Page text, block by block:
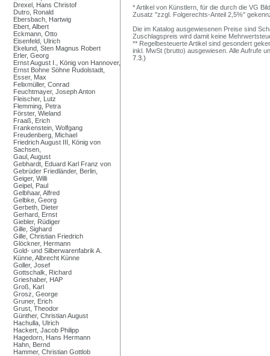
Drexel, Hans Christof
Dutro, Ronald
Ebersbach, Hartwig
Ebert, Albert
Eckmann, Otto
Eisenfeld, Ulrich
Ekelund, Sten Magnus Robert
Erler, Georg
Ernst August I., König von Hannover,
Ernst Bohne Söhne Rudolstadt,
Esser, Max
Felixmüller, Conrad
Feuchtmayer, Joseph Anton
Fleischer, Lutz
Flemming, Petra
Förster, Wieland
Fraaß, Erich
Frankenstein, Wolfgang
Freudenberg, Michael
Friedrich August III, König von
Sachsen,
Gaul, August
Gebhardt, Eduard Karl Franz von
Gebrüder Friedländer, Berlin,
Geiger, Willi
Geipel, Paul
Gelbhaar, Alfred
Gelbke, Georg
Gerbeth, Dieter
Gerhard, Ernst
Giebler, Rüdiger
Gille, Sighard
Gille, Christian Friedrich
Glöckner, Hermann
Gold- und Silberwarenfabrik A.
Künne, Albrecht Künne
Goller, Josef
Gottschalk, Richard
Grieshaber, HAP
Groß, Karl
Grosz, George
Gruner, Erich
Grust, Theodor
Günther, Christian August
Hachulla, Ulrich
Hackert, Jacob Philipp
Hagedorn, Hans Hermann
Hahn, Bernd
Hammer, Christian Gottlob
* Artikel von Künstlern, für die durch die VG
Zusatz "zzgl. Folgerechts-Anteil 2,5%"
Die im Katalog ausgewiesenen Preise sind
Zuschlagspreis wird damit keine
** Regelbesteuerte Artikel sind gesondert
inkl. MwSt (brutto) ausgewiesen. Alle Aufrufe
7.3.)